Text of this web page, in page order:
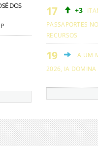
DOS
+3
PASSAPORTES
RECURSOS
A UM
2026, IA DOMINA